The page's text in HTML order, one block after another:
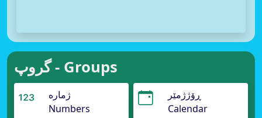
گروپ - Groups
ژمارە
Numbers
ڕۆژژمێر
Calendar